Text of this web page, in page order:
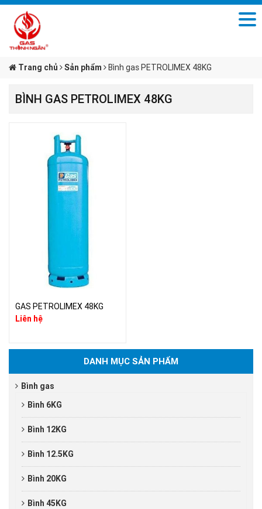
Trang chủ Sản phẩm Bình gas PETROLIMEX 48KG
BÌNH GAS PETROLIMEX 48KG
GAS PETROLIMEX 48KG
Liên hệ
DANH MỤC SẢN PHẨM
Bình gas
Bình 6KG
Bình 12KG
Bình 12.5KG
Bình 20KG
Bình 45KG